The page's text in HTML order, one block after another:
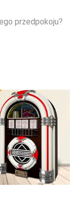
przedpokoju?